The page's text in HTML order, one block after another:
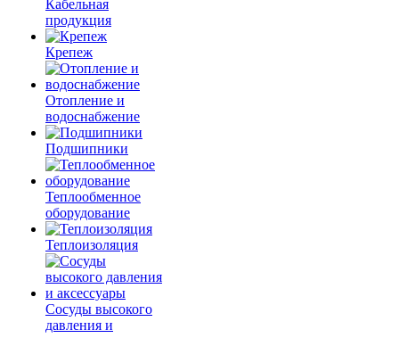
Кабельная
продукция
Крепеж
Отопление и
водоснабжение
Подшипники
Теплообменное
оборудование
Теплоизоляция
Сосуды высокого
давления и